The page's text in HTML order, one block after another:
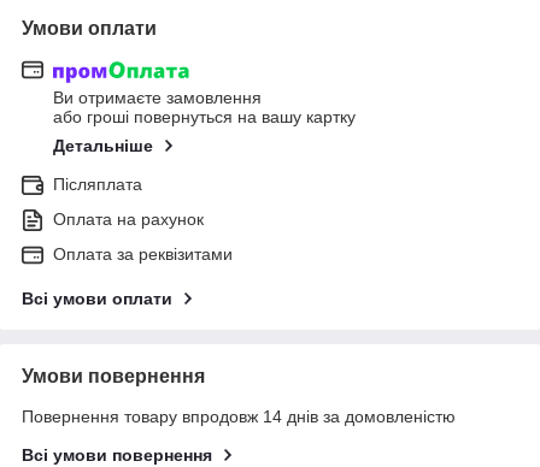
Умови оплати
Ви отримаєте замовлення
або гроші повернуться на вашу картку
Детальніше
Післяплата
Оплата на рахунок
Оплата за реквізитами
Всі умови оплати
Умови повернення
Повернення товару впродовж 14 днів за домовленістю
Всі умови повернення